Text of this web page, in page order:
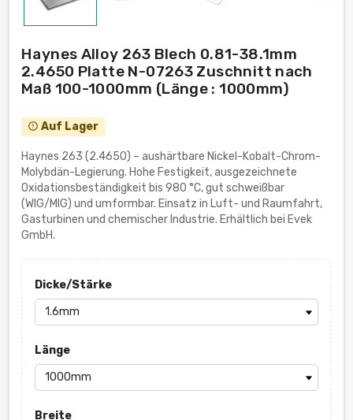
Haynes Alloy 263 Blech 0.81-38.1mm
2.4650 Platte N-07263 Zuschnitt nach
Maß 100-1000mm (Länge : 1000mm)
error_outline Auf Lager
Haynes 263 (2.4650) – aushärtbare Nickel-Kobalt-Chrom-
Molybdän-Legierung. Hohe Festigkeit, ausgezeichnete
Oxidationsbeständigkeit bis 980 °C, gut schweißbar
(WIG/MIG) und umformbar. Einsatz in Luft- und Raumfahrt,
Gasturbinen und chemischer Industrie. Erhältlich bei Evek
GmbH.
Dicke/Stärke
Länge
Breite